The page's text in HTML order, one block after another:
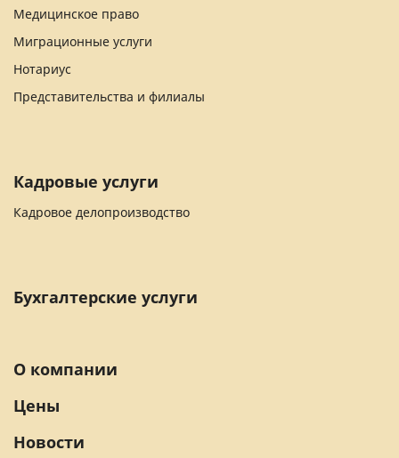
Медицинское право
Миграционные услуги
Нотариус
Представительства и филиалы
Кадровые услуги
Кадровое делопроизводство
Бухгалтерские услуги
О компании
Цены
Новости